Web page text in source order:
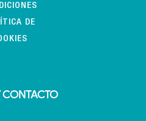
DE
CONTACTO